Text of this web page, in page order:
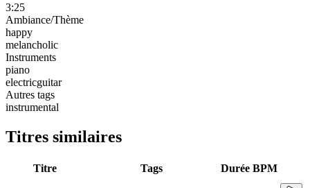
3:25
Ambiance/Thème
happy
melancholic
Instruments
piano
electricguitar
Autres tags
instrumental
Titres similaires
Titre Tags Durée BPM